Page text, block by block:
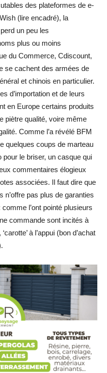
des plateformes de e-
(lire encadré), la
un peu les
plus ou moins
du Commerce, Cdiscount,
se cachent des armées de
et chinois en particulier.
d’importation et de leurs
en Europe certains produits
piètre qualité, voire même
Comme l’a révélé BFM
quelques coups de marteau
le briser, un casque qui
commentaires élogieux
associées. Il faut dire que
n’offre pas plus de garanties
l’ont pointé plusieurs
commande sont incités à
à l’appui (bon d’achat